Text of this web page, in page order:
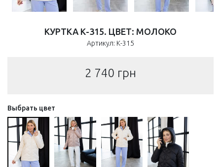
КУРТКА К-315. ЦВЕТ: МОЛОКО
Артикул: К-315
2 740 грн
Выбрать цвет